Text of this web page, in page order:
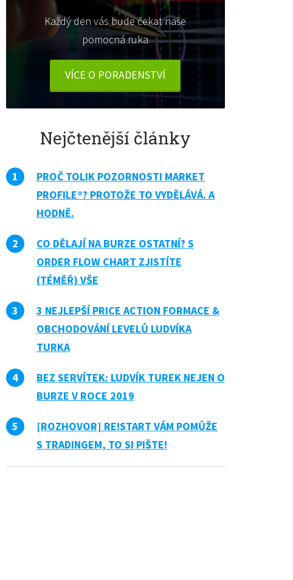
Každý den vás bude čekat naše
pomocná ruka
VÍCE O PORADENSTVÍ
Nejčtenější články
PROČ TOLIK POZORNOSTI MARKET
PROFILE®? PROTOŽE TO VYDĚLÁVÁ. A
HODNĚ.
CO DĚLAJÍ NA BURZE OSTATNÍ? S
ORDER FLOW CHART ZJISTÍTE
(TÉMĚŘ) VŠE
3 NEJLEPŠÍ PRICE ACTION FORMACE &
OBCHODOVÁNÍ LEVELŮ LUDVÍKA
TURKA
BEZ SERVÍTEK: LUDVÍK TUREK NEJEN O
BURZE V ROCE 2019
[ROZHOVOR] RE!START VÁM POMŮŽE
S TRADINGEM, TO SI PIŠTE!